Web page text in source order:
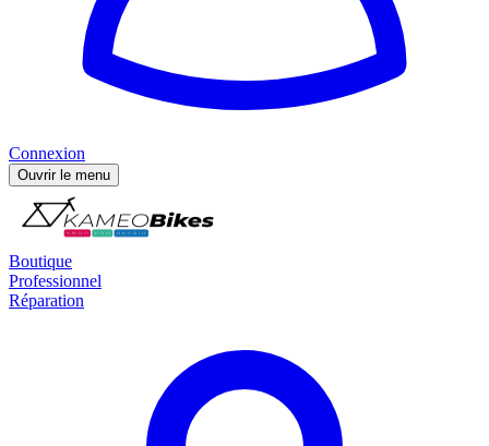
Connexion
Ouvrir le menu
Boutique
Professionnel
Réparation